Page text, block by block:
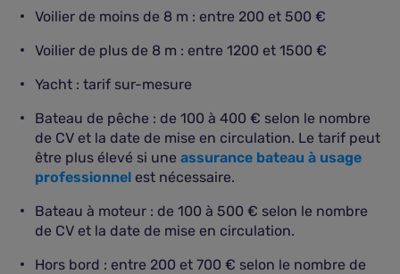
Voilier de moins de 8 m : entre 200 et 500 €
Voilier de plus de 8 m : entre 1200 et 1500 €
Yacht : tarif sur-mesure
Bateau de pêche : de 100 à 400 € selon le nombre
de CV et la date de mise en circulation. Le tarif peut
être plus élevé si une assurance bateau à usage
professionnel est nécessaire.
Bateau à moteur : de 100 à 500 € selon le nombre
de CV et la date de mise en circulation.
Hors bord : entre 200 et 700 € selon le nombre de